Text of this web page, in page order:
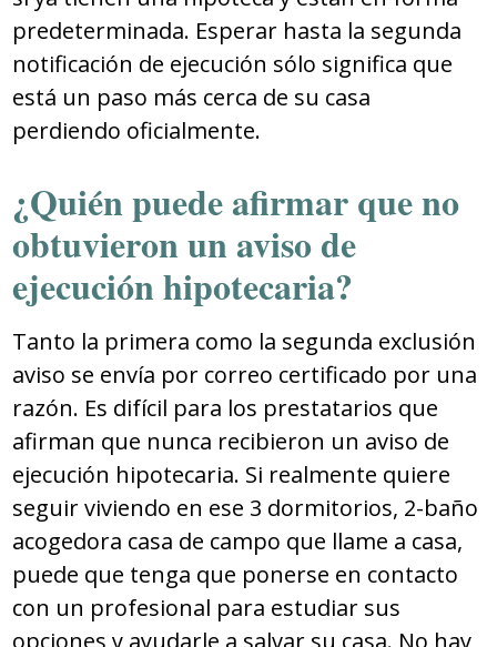
predeterminada. Esperar hasta la segunda
notificación de ejecución sólo significa que
está un paso más cerca de su casa
perdiendo oficialmente.
¿Quién puede afirmar que no
obtuvieron un aviso de
ejecución hipotecaria?
Tanto la primera como la segunda exclusión
aviso se envía por correo certificado por una
razón. Es difícil para los prestatarios que
afirman que nunca recibieron un aviso de
ejecución hipotecaria. Si realmente quiere
seguir viviendo en ese 3 dormitorios, 2-baño
acogedora casa de campo que llame a casa,
puede que tenga que ponerse en contacto
con un profesional para estudiar sus